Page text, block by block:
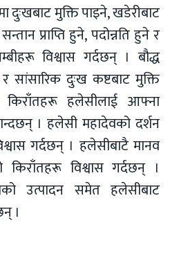
दुःखबाट मुक्ति पाइने, खडेरीबाट
प्राप्ति हुने, पदोन्नति हुने र
विश्वास गर्दछन् । बौद्ध
र सांसारिक दुःख कष्टबाट मुक्ति
किराँतहरू हलेसीलाई आफ्ना
। हलेसी महादेवको दर्शन
गर्दछन् । हलेसीबाटै मानव
विश्वास गर्दछन् ।
उत्पादन समेत हलेसीबाट
।